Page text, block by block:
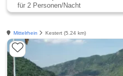
für 2 Personen/Nacht
Mittelrhein Kestert (5.24 km)